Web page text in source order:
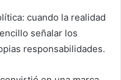
cuando la realidad
señalar los
responsabilidades.